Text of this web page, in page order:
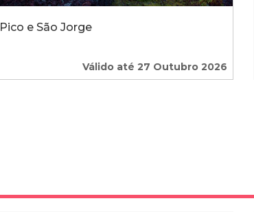
Pico e São Jorge
Válido até 27 Outubro 2026